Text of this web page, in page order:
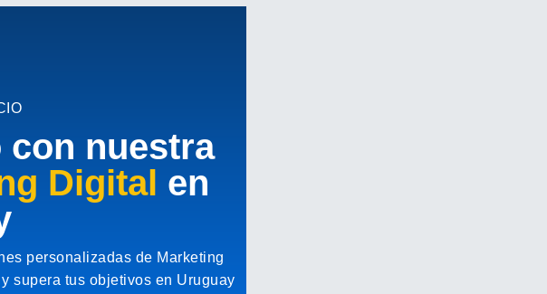
con nuestra
Digital en
personalizadas de Marketing
supera tus objetivos en Uruguay